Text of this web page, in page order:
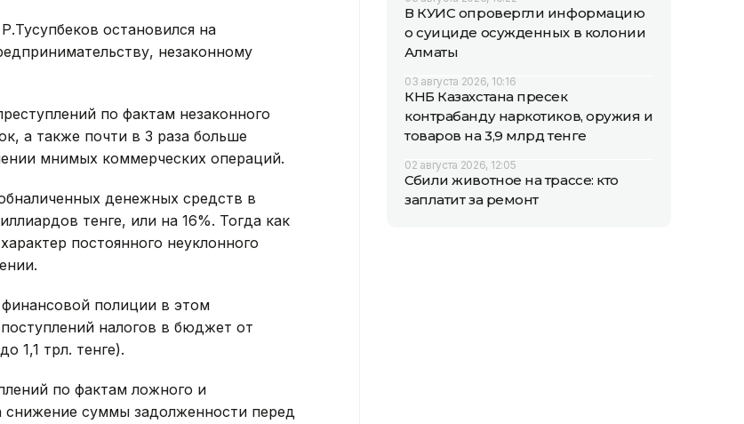
остановился на
незаконному
по фактам незаконного
а также почти в 3 раза больше
мнимых коммерческих операций.
денежных средств в
тенге, или на 16%. Тогда как
постоянного неуклонного
полиции в этом
налогов в бюджет от
1,1 трл. тенге).
по фактам ложного и
снижение суммы задолженности перед
В КУИС опровергли информацию
о суициде осужденных в колонии
Алматы
03 августа 2026, 10:16
КНБ Казахстана пресек
контрабанду наркотиков, оружия и
товаров на 3,9 млрд тенге
02 августа 2026, 12:05
Сбили животное на трассе: кто
заплатит за ремонт